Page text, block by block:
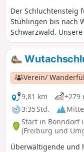
Der Schluchtensteig
Stühlingen bis nach
Schwarzwald.
Eingang der
es zahlreiche
Busverbindung zum
bietet sich eine
Erklimmen des
Tour. Wer alle
möchte, kann
Schattenmühle
Lotenbachklamm
hochwandern an
Verein/
9,81 km
+279
3:35 Std.
Start in Bonndorf
(Freiburg und
Überwältigende und